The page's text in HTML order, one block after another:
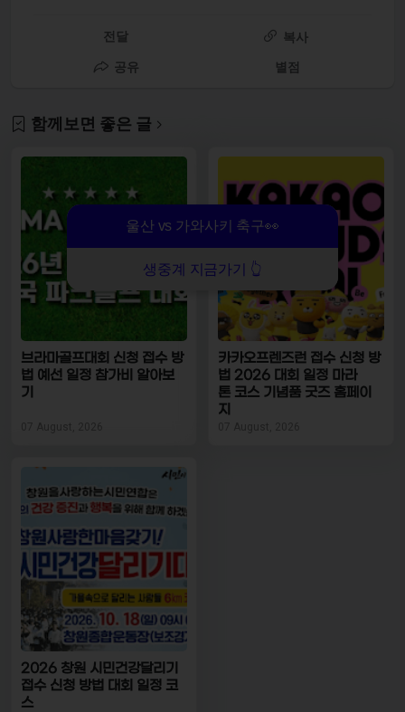
울산 vs 가와사키 축구👀
생중계 지금가기 👆
전달 복사
공유 별점
함께보면 좋은 글
브라마골프대회 신청 접수 방
법 예선 일정 참가비 알아보
기
카카오프렌즈런 접수 신청 방
법 2026 대회 일정 마라
톤 코스 기념품 굿즈 홈페이
지
2026 창원 시민건강달리기
접수 신청 방법 대회 일정 코
스